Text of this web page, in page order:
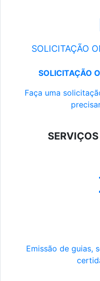
SOLICITAÇÃO
SOLICITAÇÃO
Faça uma
Emissão de guias,